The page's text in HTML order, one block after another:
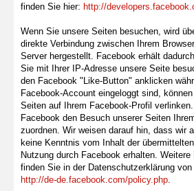
finden Sie hier: http://
Wenn Sie unsere Seiten besuchen, wird
direkte Verbindung zwischen Ihrem
Server hergestellt. Facebook erhält
Sie mit Ihrer IP-Adresse unsere Seite
den Facebook "Like-Button" anklicken
Facebook-Account eingeloggt sind,
Seiten auf Ihrem Facebook-Profil
Facebook den Besuch unserer Seiten
zuordnen. Wir weisen darauf hin, dass wir
keine Kenntnis vom Inhalt der
Nutzung durch Facebook erhalten.
finden Sie in der Datenschutzerklärung
http://de-de.facebook.com/policy.php